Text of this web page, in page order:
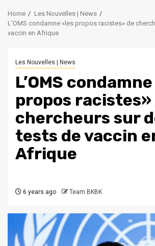
Home
Les Nouvelles | News
L’OMS condamne «les propos racistes» de
vaccin en Afrique
Les Nouvelles | News
L’OMS
propos racistes»
chercheurs sur
tests de vaccin
Afrique
6 years ago Team BKBK